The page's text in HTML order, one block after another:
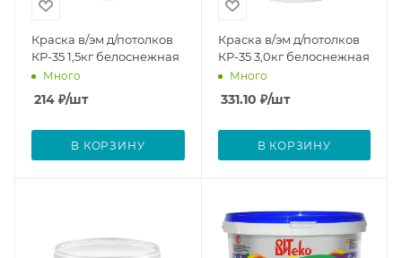
Краска в/эм д/потолков
КР-35 1,5кг белоснежная
Много
214 ₽/шт
В КОРЗИНУ
Краска в/эм д/потолков
КР-35 3,0кг белоснежная
Много
331.10 ₽/шт
В КОРЗИНУ